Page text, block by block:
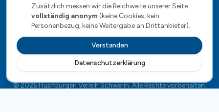
StockelsdorfStralendorfTeterowTimmendorfer Strand
TravemündeWarnemündeWentorfWismarWittenburg Zarrentin
Impressum·Datenschutz·AGB·Widerrufsrecht
©2026Hüpfburgen Verleih Schwerin. Alle Rechte vorbehalten.
Zusätzlich messen wir die Reichweite unserer Seite
vollständig anonym (keine Cookies, kein
Personenbezug, keine Weitergabe an Drittanbieter).
Datenschutzerklärung
Verstanden